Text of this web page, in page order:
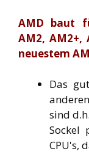
AMD baut
AM2, AM2+,
neuestem
Das
sind
Sockel
CPU's,